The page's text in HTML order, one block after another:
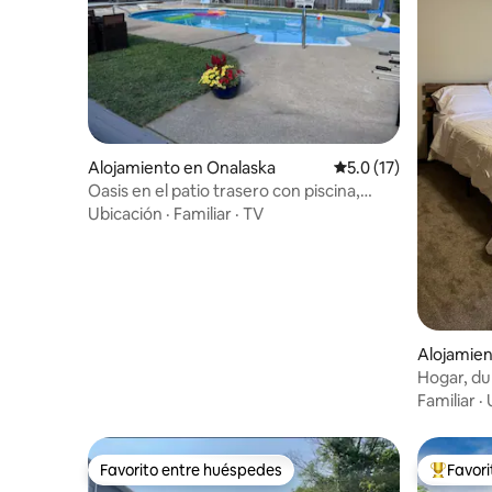
Alojamiento en Onalaska Calificación
5.0 (17)
Oasis en el patio trasero con piscina,
fogata y mirador
Ubicación · Familiar · TV
Hogar,
Familiar ·
Favorito entre huéspedes
Favorito entre huéspedes